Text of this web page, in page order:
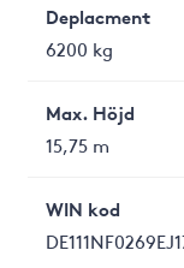
Deplacment
6200 kg
Max. Höjd
15,75 m
WIN kod